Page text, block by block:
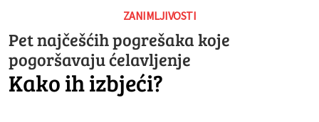
ZANIMLJIVOSTI
Pet najčešćih pogrešaka koje
pogoršavaju ćelavljenje
Kako ih izbjeći?